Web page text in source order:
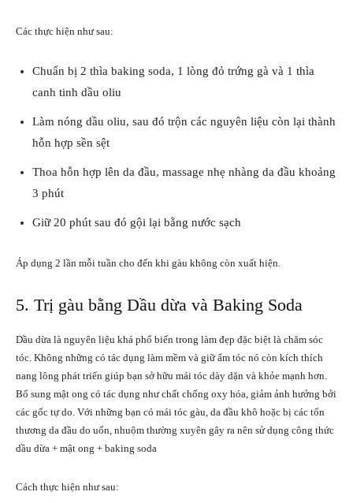
Các thực hiện như sau:
Chuẩn bị 2 thìa baking soda, 1 lòng đỏ trứng gà và 1 thìa
canh tinh dầu oliu
Làm nóng dầu oliu, sau đó trộn các nguyên liệu còn lại thành
hỗn hợp sền sệt
Thoa hỗn hợp lên da đầu, massage nhẹ nhàng da đầu khoảng
3 phút
Giữ 20 phút sau đó gội lại bằng nước sạch
Áp dụng 2 lần mỗi tuần cho đến khi gàu không còn xuất hiện.
5. Trị gàu bằng Dầu dừa và Baking Soda
Dầu dừa là nguyên liệu khá phổ biến trong làm đẹp đặc biệt là chăm sóc
tóc. Không những có tác dụng làm mềm và giữ ẩm tóc nó còn kích thích
nang lông phát triển giúp bạn sở hữu mái tóc dày dặn và khỏe mạnh hơn.
Bổ sung mật ong có tác dụng như chất chống oxy hóa, giảm ảnh hưởng bởi
các gốc tự do. Với những bạn có mái tóc gàu, da đầu khô hoặc bị các tổn
thương da đầu do uốn, nhuộm thường xuyên gây ra nên sử dụng công thức
dầu dừa + mật ong + baking soda
Cách thực hiện như sau: